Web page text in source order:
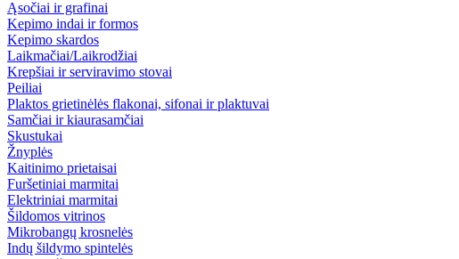
Ąsočiai ir grafinai
Kepimo indai ir formos
Kepimo skardos
Laikmačiai/Laikrodžiai
Krepšiai ir serviravimo stovai
Peiliai
Plaktos grietinėlės flakonai, sifonai ir plaktuvai
Samčiai ir kiaurasamčiai
Skustukai
Žnyplės
Kaitinimo prietaisai
Furšetiniai marmitai
Elektriniai marmitai
Šildomos vitrinos
Mikrobangų krosnelės
Indų šildymo spintelės